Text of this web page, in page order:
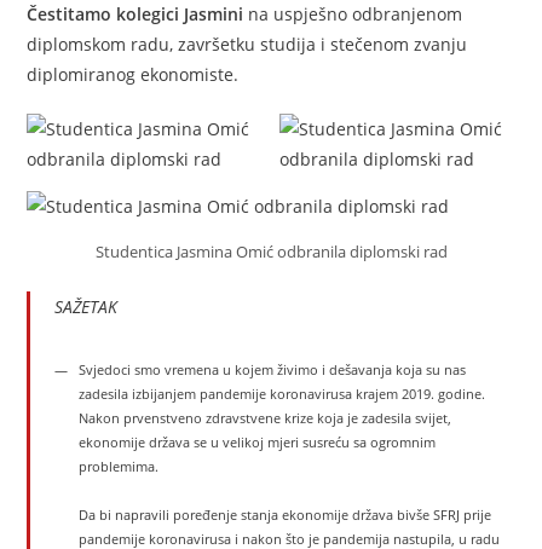
Čestitamo kolegici Jasmini na uspješno odbranjenom
diplomskom radu, završetku studija i stečenom zvanju
diplomiranog ekonomiste.
Studentica Jasmina Omić odbranila diplomski rad
SAŽETAK
Svjedoci smo vremena u kojem živimo i dešavanja koja su nas
zadesila izbijanjem pandemije koronavirusa krajem 2019. godine.
Nakon prvenstveno zdravstvene krize koja je zadesila svijet,
ekonomije država se u velikoj mjeri susreću sa ogromnim
problemima.
Da bi napravili poređenje stanja ekonomije država bivše SFRJ prije
pandemije koronavirusa i nakon što je pandemija nastupila, u radu